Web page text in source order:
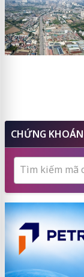
CHỨNG
Tìm kiếm mã